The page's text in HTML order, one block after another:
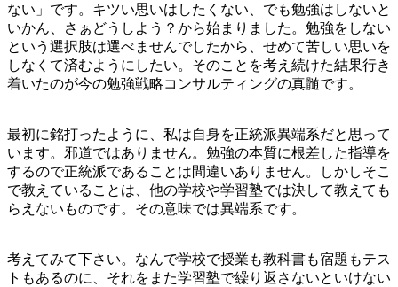
ない」です。キツい思いはしたくない、でも勉強はしないと
いかん、さぁどうしよう？から始まりました。勉強をしない
という選択肢は選べませんでしたから、せめて苦しい思いを
しなくて済むようにしたい。そのことを考え続けた結果行き
着いたのが今の勉強戦略コンサルティングの真髄です。
最初に銘打ったように、私は自身を正統派異端系だと思って
います。邪道ではありません。勉強の本質に根差した指導を
するので正統派であることは間違いありません。しかしそこ
で教えていることは、他の学校や学習塾では決して教えても
らえないものです。その意味では異端系です。
考えてみて下さい。なんで学校で授業も教科書も宿題もテス
トもあるのに、それをまた学習塾で繰り返さないといけない